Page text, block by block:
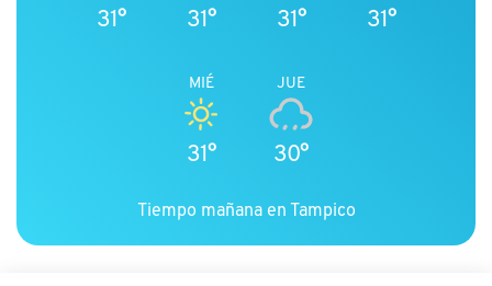
31° 31° 31° 31°
MIÉ
31°
JUE
30°
Tiempo mañana en Tampico